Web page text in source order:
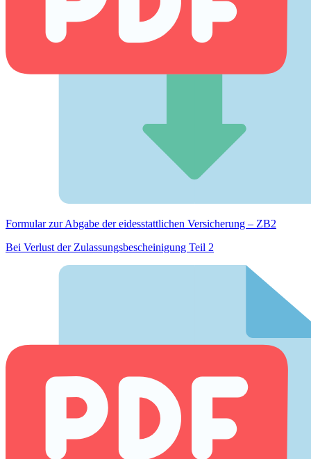
Formular zur Abgabe der eides­stattlichen Versicherung – ZB2
Bei Verlust der Zulassungsbescheinigung Teil 2